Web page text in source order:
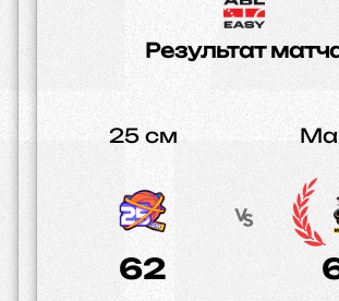
Результат
25 см
62